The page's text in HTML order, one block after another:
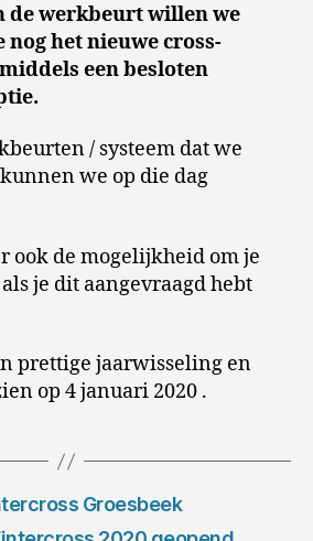
de werkbeurt willen we
het nieuwe cross-
een besloten
/ systeem dat we
we op die dag
ook de mogelijkheid om je
je dit aangevraagd hebt
prettige jaarwisseling en
op 4 januari 2020 .
Groesbeek